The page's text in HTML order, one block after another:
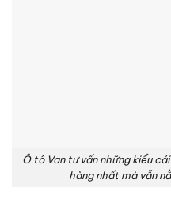
Ô tô Van tư vấn những kiểu
hàng nhất mà vẫn